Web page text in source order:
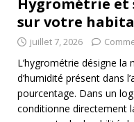
Hygrométrie et
sur votre
juillet 7, 2026
L’hygrométrie désigne la
d’humidité présent dans
pourcentage. Dans un
conditionne directement